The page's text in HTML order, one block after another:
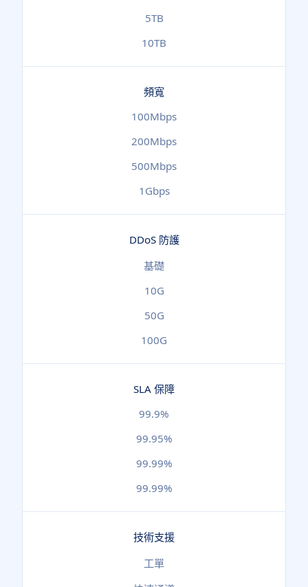
5TB
10TB
頻寬
100Mbps
200Mbps
500Mbps
1Gbps
DDoS 防護
基礎
10G
50G
100G
SLA 保障
99.9%
99.95%
99.99%
99.99%
技術支援
工單